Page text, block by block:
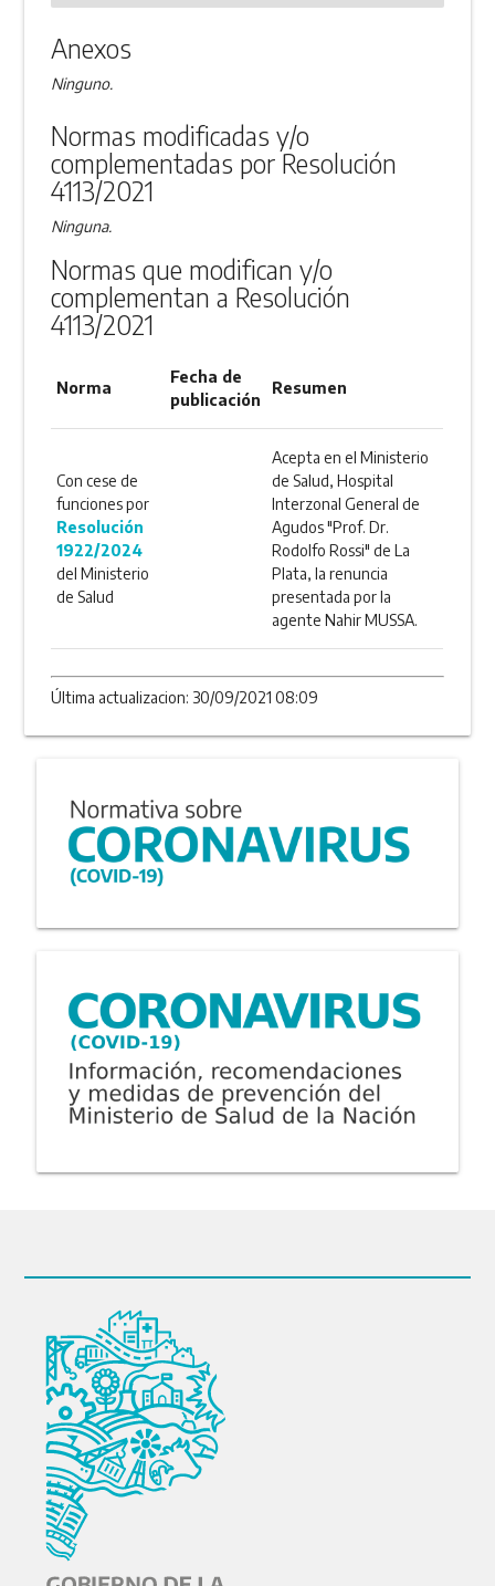
Anexos
Ninguno.
Normas modificadas y/o
complementadas por Resolución
4113/2021
Ninguna.
Normas que modifican y/o
complementan a Resolución
4113/2021
Norma
Fecha de
publicación
Resumen
Con cese de
funciones por
Resolución
1922/2024
del Ministerio
de Salud
Acepta en el Ministerio
de Salud, Hospital
Interzonal General de
Agudos "Prof. Dr.
Rodolfo Rossi" de La
Plata, la renuncia
presentada por la
agente Nahir MUSSA.
Última actualizacion: 30/09/2021 08:09